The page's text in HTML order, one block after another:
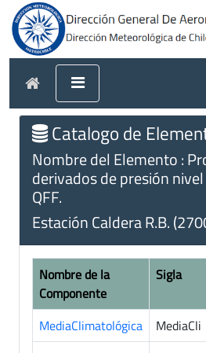
Catalogo de
Nombre del Elemento :
derivados de presión
QFF.
Estación Caldera R.B.
Nombre de la
Componente
Sigla
MediaClimatológica MediaCli